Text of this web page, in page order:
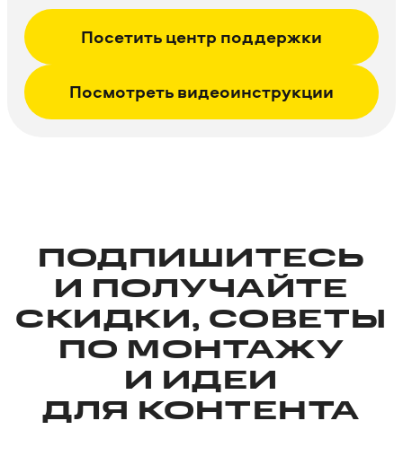
Посетить центр поддержки
Посмотреть видео­инструкции
ПОДПИШИТЕСЬ
И ПОЛУЧАЙТЕ
СКИДКИ, СОВЕТЫ
ПО МОНТАЖУ
И ИДЕИ
ДЛЯ КОНТЕНТА